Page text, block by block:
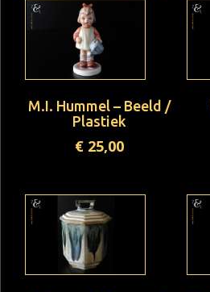
M.I. Hummel – Beeld /
Plastiek
€ 25,00